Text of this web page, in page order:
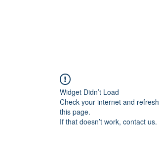
Widget Didn’t Load
Check your internet and refresh
this page.
If that doesn’t work, contact us.